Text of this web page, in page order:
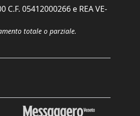
05412000266 e REA VE-
totale o parziale.